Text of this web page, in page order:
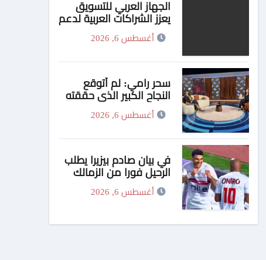
الجهاز العربي للتسويق
يعزز الشراكات العربية لدعم
الأمن الدوائي في
السودان
أغسطس 6, 2026
سحر رامي: لم أتوقع
النجاح الكبير الذي حققته
شخصية “فوتة” في
مسلسل “اتنين غيرنا”،
أغسطس 6, 2026
في بيان صادم بيزيرا يطلب
الرحيل فورا من الزمالك
أغسطس 6, 2026